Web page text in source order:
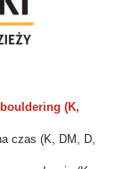
(K,
czas (K, DM, D,